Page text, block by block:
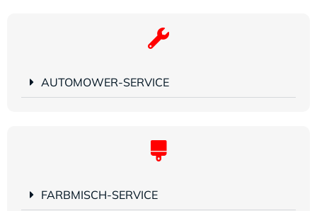
AUTOMOWER-SERVICE
FARBMISCH-SERVICE